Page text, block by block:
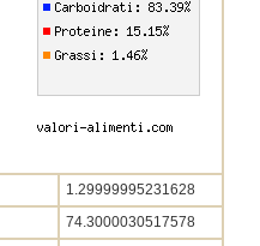
1.29999995231628
74.3000030517578